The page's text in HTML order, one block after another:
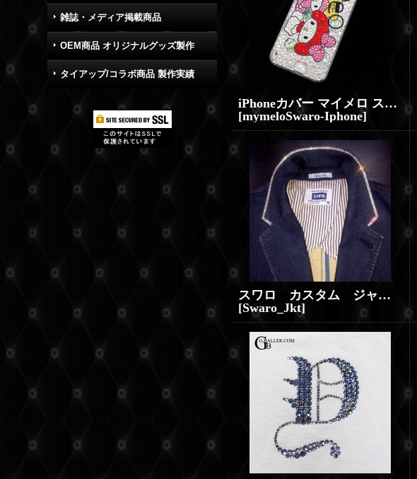
雑誌・メディア掲載商品
OEM商品 オリジナルグッズ製作
タイアップ/コラボ商品 製作実績
iPhoneカバー マイメロ スワロデコ （お好きなデザインも可能です）
[mymeloSwaro-Iphone]
スワロ カスタム ジャケット （ジャケットスワロ加工）
[Swaro_Jkt]